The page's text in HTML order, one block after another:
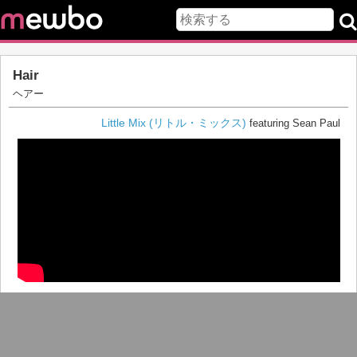
Hair
ヘアー
Little Mix (リトル・ミックス) featuring Sean Paul